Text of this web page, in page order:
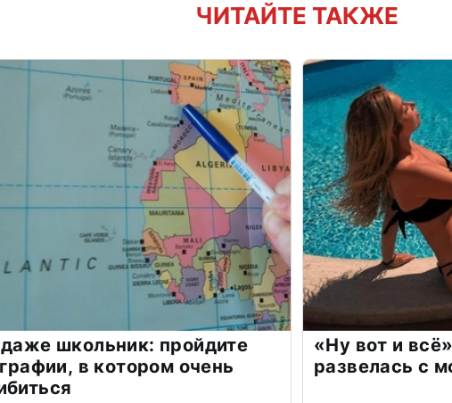
ЧИТАЙТЕ ТАКЖЕ
школьник: пройдите
в котором очень
«Ну вот и
развелась с